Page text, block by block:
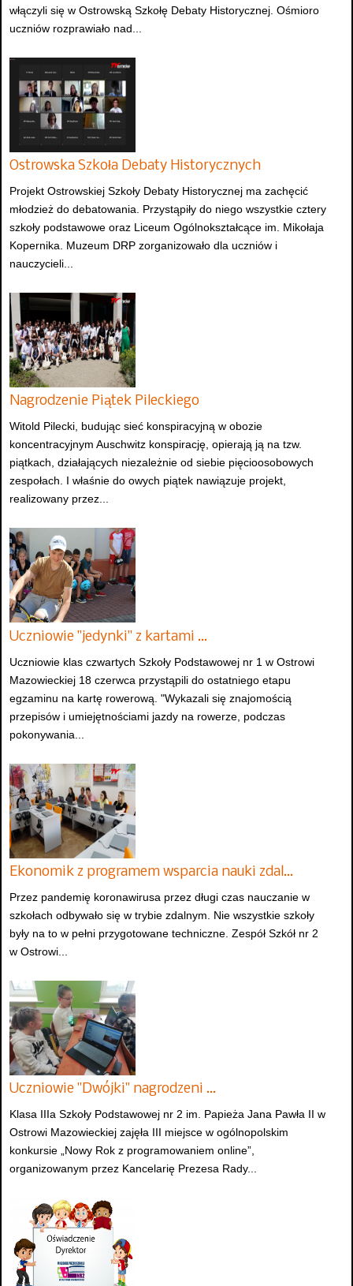
włączyli się w Ostrowską Szkołę Debaty Historycznej. Ośmioro
uczniów rozprawiało nad...
Ostrowska Szkoła Debaty Historycznych
Projekt Ostrowskiej Szkoły Debaty Historycznej ma zachęcić
młodzież do debatowania. Przystąpiły do niego wszystkie cztery
szkoły podstawowe oraz Liceum Ogólnokształcące im. Mikołaja
Kopernika. Muzeum DRP zorganizowało dla uczniów i
nauczycieli...
Nagrodzenie Piątek Pileckiego
Witold Pilecki, budując sieć konspiracyjną w obozie
koncentracyjnym Auschwitz konspirację, opierają ją na tzw.
piątkach, działających niezależnie od siebie pięcioosobowych
zespołach. I właśnie do owych piątek nawiązuje projekt,
realizowany przez...
Uczniowie "jedynki" z kartami …
Uczniowie klas czwartych Szkoły Podstawowej nr 1 w Ostrowi
Mazowieckiej 18 czerwca przystąpili do ostatniego etapu
egzaminu na kartę rowerową. "Wykazali się znajomością
przepisów i umiejętnościami jazdy na rowerze, podczas
pokonywania...
Ekonomik z programem wsparcia nauki zdal…
Przez pandemię koronawirusa przez długi czas nauczanie w
szkołach odbywało się w trybie zdalnym. Nie wszystkie szkoły
były na to w pełni przygotowane techniczne. Zespół Szkół nr 2
w Ostrowi...
Uczniowie "Dwójki" nagrodzeni …
Klasa IIIa Szkoły Podstawowej nr 2 im. Papieża Jana Pawła II w
Ostrowi Mazowieckiej zajęła III miejsce w ogólnopolskim
konkursie „Nowy Rok z programowaniem online”,
organizowanym przez Kancelarię Prezesa Rady...